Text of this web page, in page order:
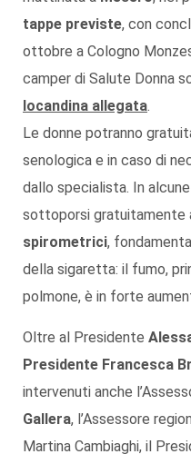
tappe previste, con
ottobre a Cologno
camper di Salute Donna
locandina allegata.
Le donne potranno
senologica e in caso di
dallo specialista. In
sottoporsi gratuitamente
spirometrici,
della sigaretta: il fumo,
polmone, è in forte
Oltre al Presidente
Presidente Francesca
intervenuti anche
Gallera, l’Assessore
Martina Cambiaghi, il